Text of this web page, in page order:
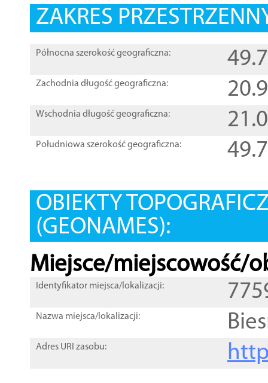
ZAKRES
Północna szerokość geograficzna:
Zachodnia długość geograficzna:
Wschodnia długość geograficzna:
Południowa szerokość geograficzna:
OBIEKTY
(GEONAMES):
Miejsce/miejscowość/
Identyfikator miejsca/lokalizacji:
Nazwa miejsca/lokalizacji:
Adres URI zasobu: